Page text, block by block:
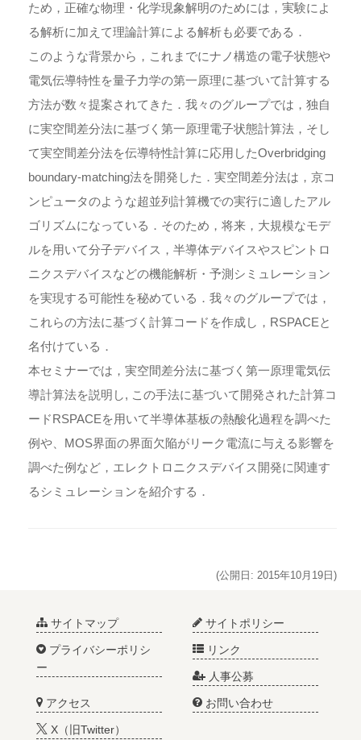
ため，正確な物理・化学現象解明のためには，実験によ
る解析に加えて理論計算による解析も必要である．
このような背景から，これまでにナノ構造の電子状態や
電気伝導特性を量子力学の第一原理に基づいて計算する
方法が数々提案されてきた．我々のグループでは，独自
に実空間差分法に基づく第一原理電子状態計算法，そし
て実空間差分法を伝導特性計算に応用したOverbridging
boundary-matching法を開発した．実空間差分法は，京コ
ンピュータのような超並列計算機での実行に適したアル
ゴリズムになっている．そのため，将来，大規模なモデ
ルを用いて分子デバイス，半導体デバイスやスピントロ
ニクスデバイスなどの機能解析・予測シミュレーション
を実現する可能性を秘めている．我々のグループでは，
これらの方法に基づく計算コードを作成し，RSPACEと
名付けている．
本セミナーでは，実空間差分法に基づく第一原理電気伝
導計算法を説明し, この手法に基づいて開発された計算コ
ードRSPACEを用いて半導体基板の熱酸化過程を調べた
例や、MOS界面の界面欠陥がリーク電流に与える影響を
調べた例など，エレクトロニクスデバイス開発に関連す
るシミュレーションを紹介する．
(公開日: 2015年10月19日)
サイトマップ サイトポリシー
プライバシーポリシ
ー
リンク
人事公募
アクセス お問い合わせ
X（旧Twitter）